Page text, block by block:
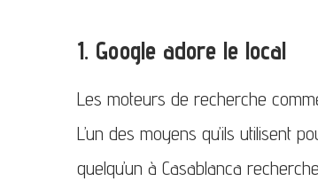
1. Google adore le local
Les moteurs de recherche
L’un des moyens qu’ils utilisent
quelqu’un à Casablanca